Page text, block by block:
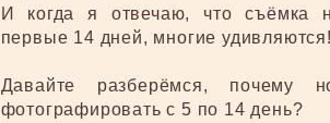
И когда я отвечаю, что съёмка
первые 14 дней, многие удивляются!
Давайте разберёмся, почему
фотографировать с 5 по 14 день?